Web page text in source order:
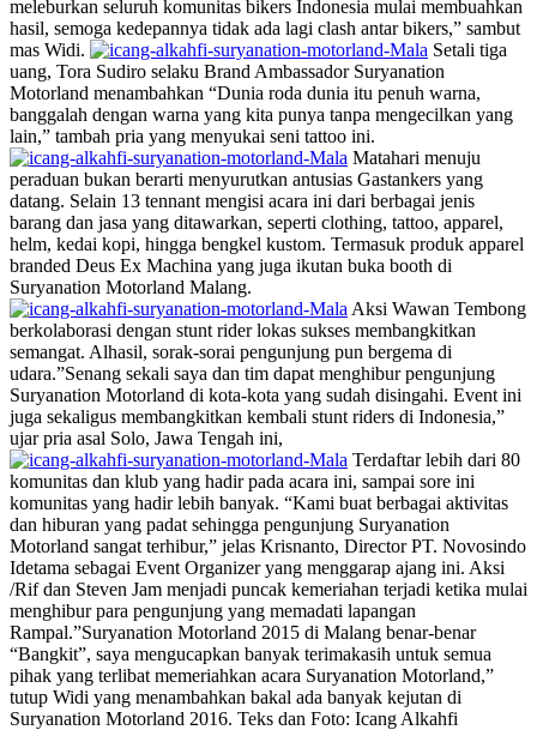
meleburkan seluruh komunitas bikers Indonesia mulai membuahkan
hasil, semoga kedepannya tidak ada lagi clash antar bikers,” sambut
mas Widi.
Setali tiga
uang, Tora Sudiro selaku Brand Ambassador Suryanation
Motorland menambahkan “Dunia roda dunia itu penuh warna,
banggalah dengan warna yang kita punya tanpa mengecilkan yang
lain,” tambah pria yang menyukai seni tattoo ini.
Matahari menuju
peraduan bukan berarti menyurutkan antusias Gastankers yang
datang. Selain 13 tennant mengisi acara ini dari berbagai jenis
barang dan jasa yang ditawarkan, seperti clothing, tattoo, apparel,
helm, kedai kopi, hingga bengkel kustom. Termasuk produk apparel
branded Deus Ex Machina yang juga ikutan buka booth di
Suryanation Motorland Malang.
Aksi Wawan Tembong
berkolaborasi dengan stunt rider lokas sukses membangkitkan
semangat. Alhasil, sorak-sorai pengunjung pun bergema di
udara.”Senang sekali saya dan tim dapat menghibur pengunjung
Suryanation Motorland di kota-kota yang sudah disingahi. Event ini
juga sekaligus membangkitkan kembali stunt riders di Indonesia,”
ujar pria asal Solo, Jawa Tengah ini,
Terdaftar lebih dari 80
komunitas dan klub yang hadir pada acara ini, sampai sore ini
komunitas yang hadir lebih banyak. “Kami buat berbagai aktivitas
dan hiburan yang padat sehingga pengunjung Suryanation
Motorland sangat terhibur,” jelas Krisnanto, Director PT. Novosindo
Idetama sebagai Event Organizer yang menggarap ajang ini. Aksi
/Rif dan Steven Jam menjadi puncak kemeriahan terjadi ketika mulai
menghibur para pengunjung yang memadati lapangan
Rampal.”Suryanation Motorland 2015 di Malang benar-benar
“Bangkit”, saya mengucapkan banyak terimakasih untuk semua
pihak yang terlibat memeriahkan acara Suryanation Motorland,”
tutup Widi yang menambahkan bakal ada banyak kejutan di
Suryanation Motorland 2016. Teks dan Foto: Icang Alkahfi